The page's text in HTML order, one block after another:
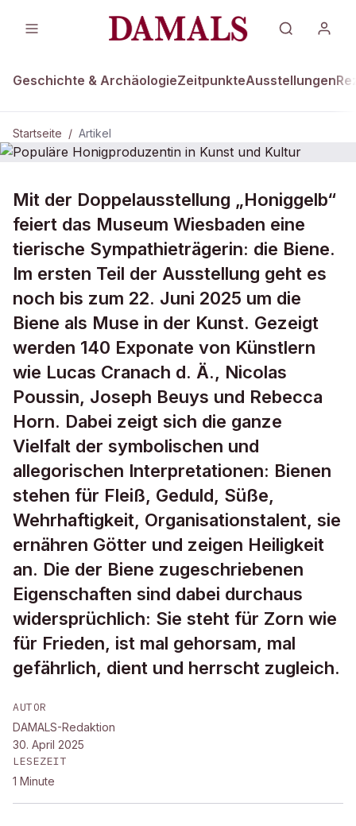
Geschichte & ArchäologieZeitpunkteAusstellungen
Startseite / Artikel
Populäre Honigproduzentin in Kunst
und Kultur
Mit der Doppelausstellung „Honiggelb“
feiert das Museum Wiesbaden eine
tierische Sympathieträgerin: die Biene.
Im ersten Teil der Ausstellung geht es
noch bis zum 22. Juni 2025 um die
Biene als Muse in der Kunst. Gezeigt
werden 140 Exponate von Künstlern
wie Lucas Cranach d. Ä., Nicolas
Poussin, Joseph Beuys und Rebecca
Horn. Dabei zeigt sich die ganze
Vielfalt der symbolischen und
allegorischen Interpretationen: Bienen
stehen für Fleiß, Geduld, Süße,
Wehrhaftigkeit, Organisationstalent, sie
ernähren Götter und zeigen Heiligkeit
an. Die der Biene zugeschriebenen
Eigenschaften sind dabei durchaus
widersprüchlich: Sie steht für Zorn wie
für Frieden, ist mal gehorsam, mal
gefährlich, dient und herrscht zugleich.
AUTOR
DAMALS-Redaktion
30. April 2025
LESEZEIT
1 Minute